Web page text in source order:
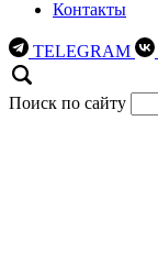
Контакты
TELEGRAM
Поиск по сайту